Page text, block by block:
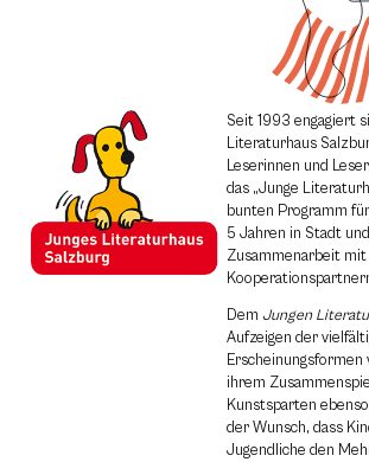
Seit 1993 engagiert
Literaturhaus
Leserinnen und
das „Junge
bunten Programm
5 Jahren in Stadt
Zusammenarbeit mit
Dem Jungen
Aufzeigen der
ihrem
Kunstsparten
der Wunsch, dass
Jugendliche den